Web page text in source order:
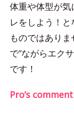
体重や体型が気
レをしよう！
ものではあり
で“ながらエク
です！
Pro’s comment